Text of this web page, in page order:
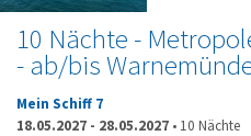
10 Nächte -
- ab/bis
Mein Schiff 7
18.05.2027 - 28.05.2027 • 10 Nächte